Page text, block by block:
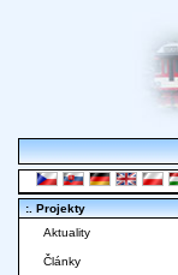
:. Projekty
Aktuality
Články